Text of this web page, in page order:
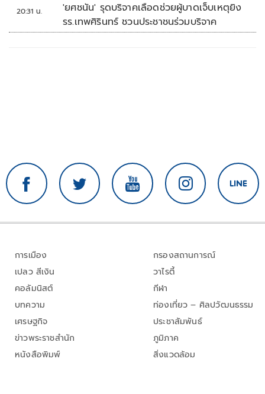
20:31 น.
'ยศชนัน' รุดบริจาคเลือดช่วยผู้บาดเจ็บเหตุยิง
รร.เทพศิรินทร์ ชวนประชาชนร่วมบริจาค
การเมือง
เปลว สีเงิน
คอลัมนิสต์
บทความ
เศรษฐกิจ
ข่าวพระราชสำนัก
หนังสือพิมพ์
กรองสถานการณ์
วาไรตี้
กีฬา
ท่องเที่ยว – ศิลปวัฒนธรรม
ประชาสัมพันธ์
ภูมิภาค
สิ่งแวดล้อม